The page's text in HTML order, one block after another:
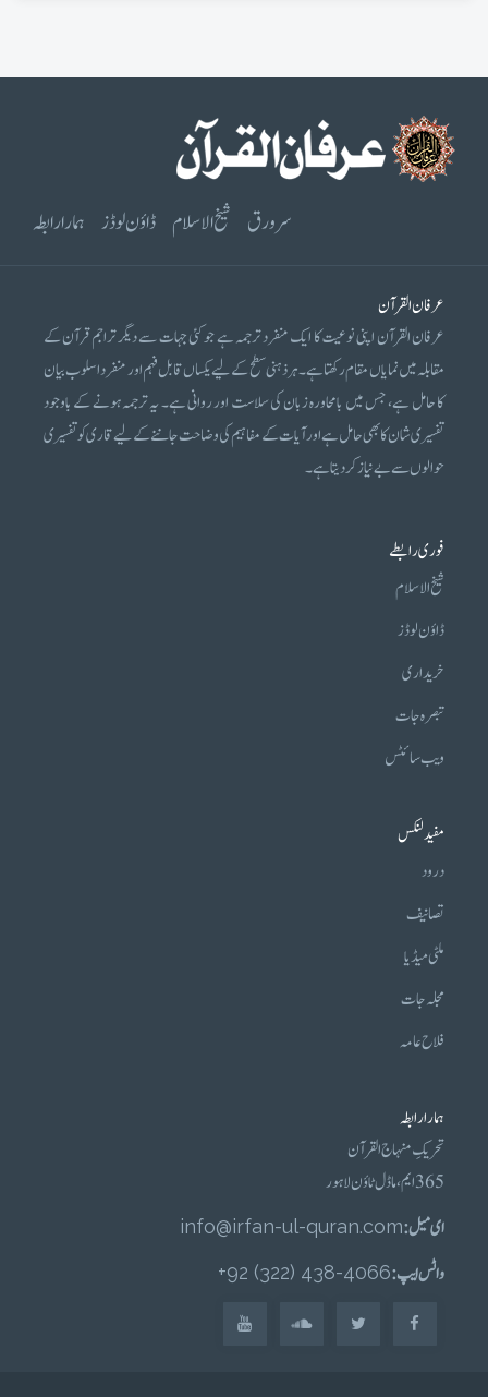
سرورق شیخ الاسلام ڈاؤن لوڈز ہمارا رابطہ
عرفان القرآن
عرفان القرآن اپنی نوعیت کا ایک منفرد ترجمہ ہے جو کئی جہات سے دیگر تراجم قرآن کے
مقابلہ میں نمایاں مقام رکھتا ہے۔ ہر ذہنی سطح کے لیے یکساں قابل فہم اور منفرد اسلوب بیان
کا حامل ہے، جس میں بامحاورہ زبان کی سلاست اور روانی ہے۔ یہ ترجمہ ہونے کے باوجود
تفسیری شان کا بھی حامل ہے اور آیات کے مفاہیم کی وضاحت جاننے کے لیے قاری کو تفسیری
حوالوں سے بے نیاز کر دیتا ہے۔
فوری رابطے
شیخ الاسلام
ڈاؤن لوڈز
خریداری
تبصرہ جات
ویب سائٹس
مفید لنکس
درود
تصانیف
ملٹی میڈیا
مجلہ جات
فلاح عامہ
ہمارا رابطہ
تحریکِ منہاج القرآن
365 ایم، ماڈل ٹاؤن لاہور
ای میل :info@irfan-ul-quran.com
واٹس ایپ :4066-438 (322) 92+